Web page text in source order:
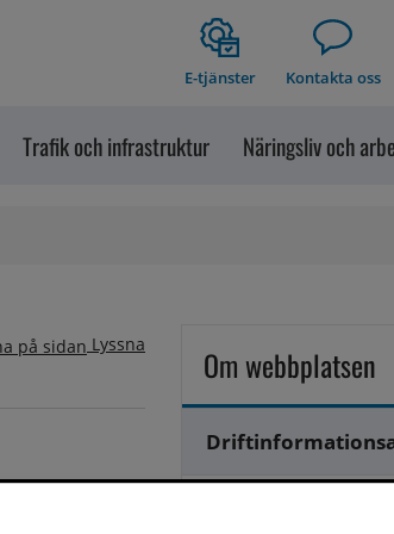
E-tjänster Kontakta oss
Trafik och infrastruktur Näringsliv och
Lyssna Om webbplatsen
Hantering av